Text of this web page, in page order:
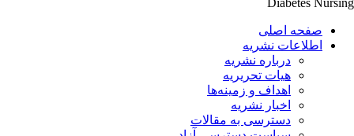
Diabetes
صفحه اصلی
اطلاعات نشریه
درباره نشریه
هیات تحریریه
اهداف و زمینه‌ها
اخبار نشریه
دسترسی به مقالات